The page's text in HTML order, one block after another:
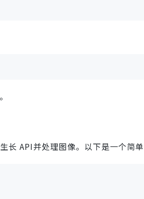
长 API并处理图像。以下是一个简单